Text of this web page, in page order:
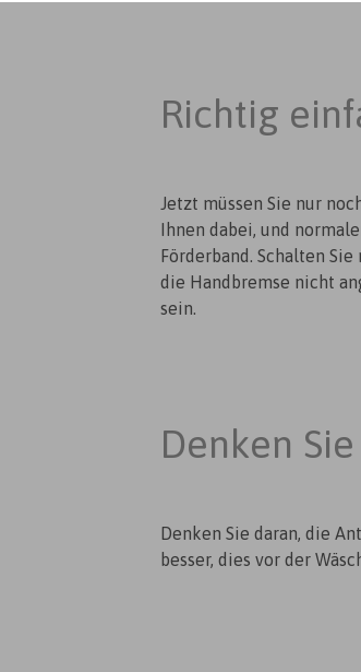
Richtig
Jetzt müssen Sie nur
Ihnen dabei, und
Förderband. Schalten
die Handbremse nicht
sein.
Denken
Denken Sie daran, die
besser, dies vor der